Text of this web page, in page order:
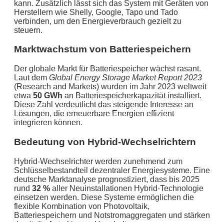
Ihre Daten in guten Händen:
keine Weitergabe an Dritte
sichere Datenübertragung
Datenlöschung nach Art. 17 DSGVO
Keine Newsletter oder Spam
kann. Zusätzlich lässt sich das System mit Geräten von
Herstellern wie Shelly, Google, Tapo und Tado
verbinden, um den Energieverbrauch gezielt zu
steuern.
Marktwachstum von Batteriespeichern
Der globale Markt für Batteriespeicher wächst rasant.
Laut dem Global Energy Storage Market Report 2023
(Research and Markets) wurden im Jahr 2023 weltweit
etwa 50 GWh an Batteriespeicherkapazität installiert.
Diese Zahl verdeutlicht das steigende Interesse an
Lösungen, die erneuerbare Energien effizient
integrieren können.
Bedeutung von Hybrid-Wechselrichtern
Hybrid-Wechselrichter werden zunehmend zum
Schlüsselbestandteil dezentraler Energiesysteme. Eine
deutsche Marktanalyse prognostiziert, dass bis 2025
rund 32 % aller Neuinstallationen Hybrid-Technologie
einsetzen werden. Diese Systeme ermöglichen die
flexible Kombination von Photovoltaik,
Batteriespeichern und Notstromaggregaten und stärken